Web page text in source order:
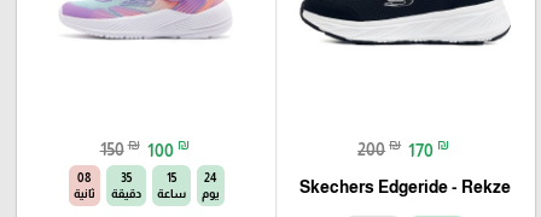
200 ₪ 170 ₪
Skechers Edgeride - Rekze‏
150 ₪ 100 ₪
24
يوم
15
ساعة
35
دقيقة
07
ثانية